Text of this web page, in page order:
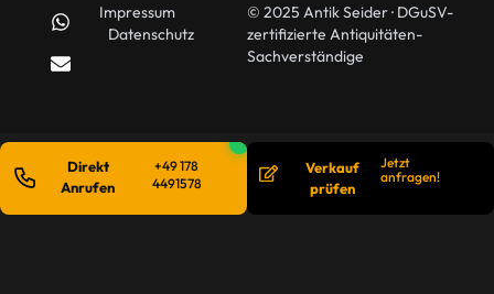
Impressum
Datenschutz
© 2025 Antik Seider · DGuSV-
zertifizierte Antiquitäten-
Sachverständige
Direkt
Anrufen
+49 178
4491578
Verkauf
prüfen
Jetzt
anfragen!